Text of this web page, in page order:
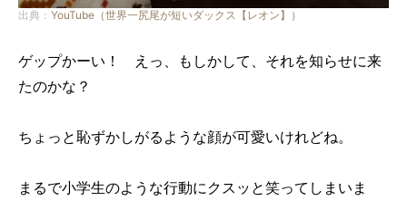
出典： YouTube（世界一尻尾が短いダックス【レオン】）
ゲップかーい！ えっ、もしかして、それを知らせに来
たのかな？
ちょっと恥ずかしがるような顔が可愛いけれどね。
まるで小学生のような行動にクスッと笑ってしまいま